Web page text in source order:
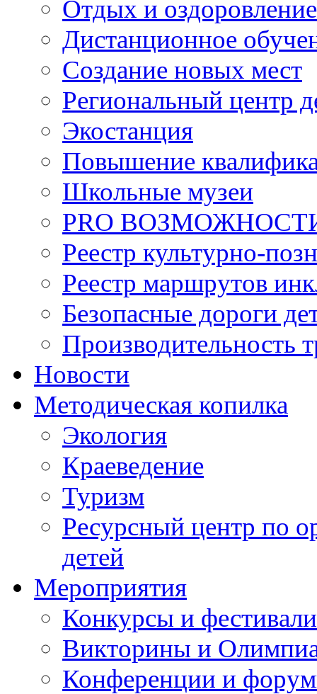
Отдых и
Дистанционное
Создание новых мест
Региональный центр
Экостанция
Повышение
Школьные музеи
PRO
Реестр культурно-
Реестр маршрутов
Безопасные дороги
Производительность
Новости
Методическая копилка
Экология
Краеведение
Туризм
Ресурсный центр по
детей
Мероприятия
Конкурсы и фестивали
Викторины и
Конференции и